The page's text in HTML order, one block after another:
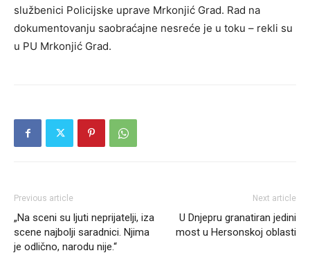
službenici Policijske uprave Mrkonjić Grad. Rad na
dokumentovanju saobraćajne nesreće je u toku – rekli su
u PU Mrkonjić Grad.
Previous article
„Na sceni su ljuti neprijatelji, iza
scene najbolji saradnici. Njima
je odlično, narodu nije.“
Next article
U Dnjepru granatiran jedini
most u Hersonskoj oblasti